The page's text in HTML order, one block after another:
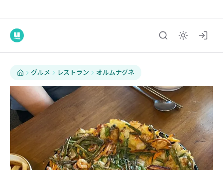
グルメ レストラン オルムナグネ